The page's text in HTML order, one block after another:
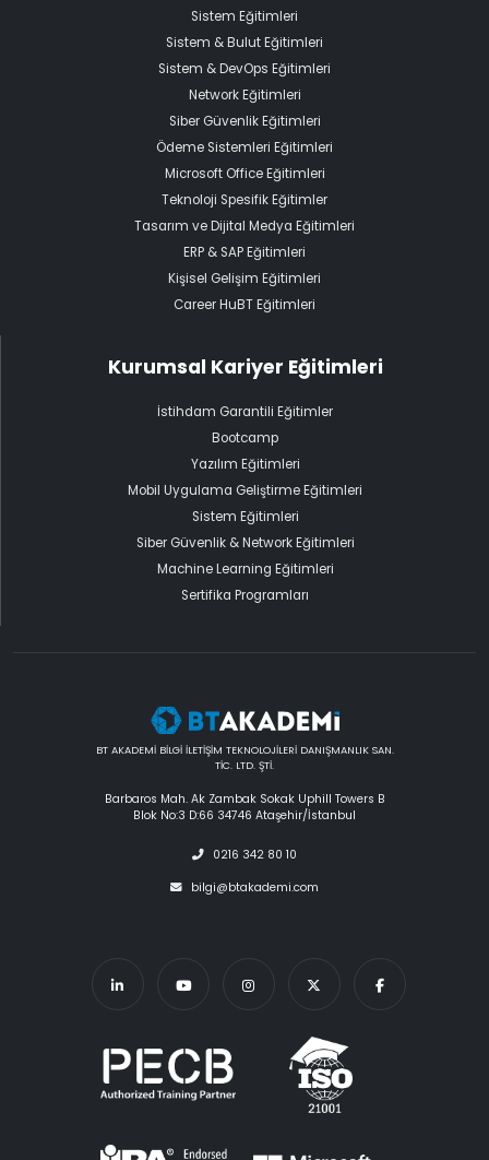
Sistem Eğitimleri
Sistem & Bulut Eğitimleri
Sistem & DevOps Eğitimleri
Network Eğitimleri
Siber Güvenlik Eğitimleri
Ödeme Sistemleri Eğitimleri
Microsoft Office Eğitimleri
Teknoloji Spesifik Eğitimler
Tasarım ve Dijital Medya Eğitimleri
ERP & SAP Eğitimleri
Kişisel Gelişim Eğitimleri
Career HuBT Eğitimleri
Kurumsal Kariyer Eğitimleri
İstihdam Garantili Eğitimler
Bootcamp
Yazılım Eğitimleri
Mobil Uygulama Geliştirme Eğitimleri
Sistem Eğitimleri
Siber Güvenlik & Network Eğitimleri
Machine Learning Eğitimleri
Sertifika Programları
BT AKADEMİ BİLGİ İLETİŞİM TEKNOLOJİLERİ DANIŞMANLIK SAN.
TİC. LTD. ŞTİ.
Barbaros Mah. Ak Zambak Sokak Uphill Towers B
Blok No:3 D:66 34746 Ataşehir/İstanbul
0216 342 80 10
bilgi@btakademi.com